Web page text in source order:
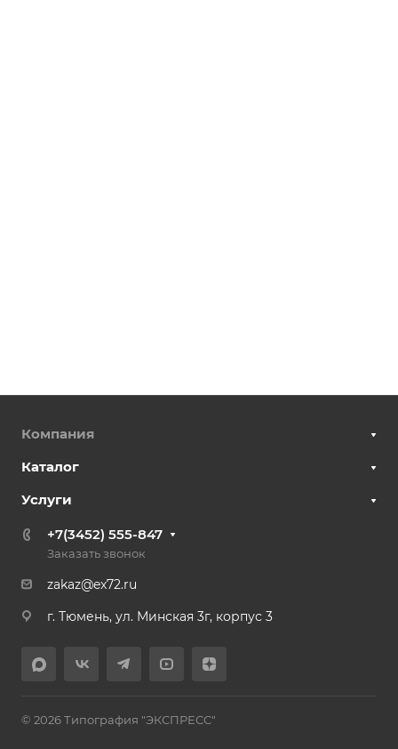
Компания
Каталог
Услуги
+7(3452) 555-847
Заказать звонок
zakaz@ex72.ru
г. Тюмень, ул. Минская 3г, корпус 3
© 2026 Типография "ЭКСПРЕСС"